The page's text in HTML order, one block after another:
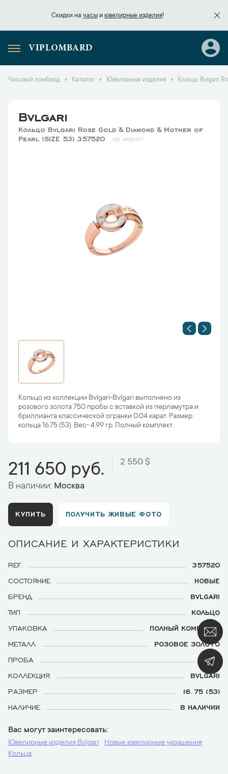
Скидки на часыи ювелирные изделия!
Скидки начасы
VIPLOMBARD
Часовой ломбард Каталог Ювелирные изделия Кольцо Bvlgari
Bvlgari
Кольцо Bvlgari Rose Gold & Diamond & Mother of
Pearl (SIZE 53) 357520
40247
Кольцо из коллекции Bvlgari-Bvlgari выполнено из
розового золота 750 пробы с вставкой из перламутра и
бриллианта классической огранки 0,04 карат. Размер
кольца 16,75 (53). Вес- 4,99 гр. Полный комплект.
211 650 руб. 2 550 $
В наличии: Москва
КУПИТЬ ПОЛУЧИТЬ ЖИВЫЕ ФОТО
ОПИСАНИЕ И ХАРАКТЕРИСТИКИ
REF.
357520
СОСТОЯНИЕ
НОВЫЕ
БРЕНД
BVLGARI
ТИП
КОЛЬЦО
УПАКОВКА
ПОЛНЫЙ КОМПЛЕКТ
МЕТАЛЛ
РОЗОВОЕ ЗОЛОТО
ПРОБА
750
КОЛЛЕКЦИЯ
BVLGARI
РАЗМЕР
16.75 (53)
НАЛИЧИЕ
В НАЛИЧИИ
Вас могут заинтересовать
Ювелирные изделия Bvlgari
Новые ювелирные украшения
Кольца